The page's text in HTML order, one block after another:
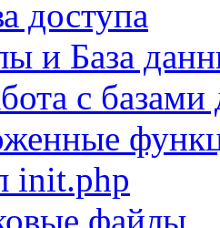
доступа
и База
с
init.php